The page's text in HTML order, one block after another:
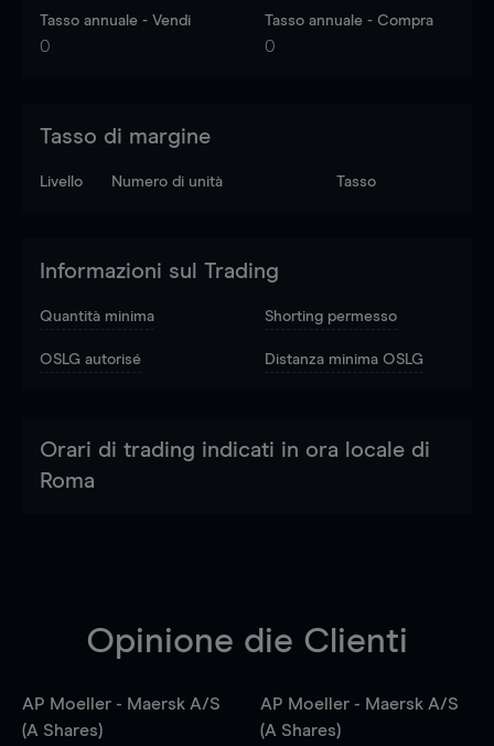
Tasso annuale - Vendi
0
Tasso annuale - Compra
0
Tasso di margine
Livello Numero di unità Tasso
Informazioni sul Trading
Quantità minima Shorting permesso
OSLG autorisé Distanza minima OSLG
Orari di trading indicati in ora locale di
Roma
Opinione die Clienti
AP Moeller - Maersk A/S
(A Shares)
AP Moeller - Maersk A/S
(A Shares)